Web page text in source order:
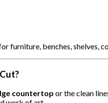
furniture, benches, shelves,
countertop or the clean